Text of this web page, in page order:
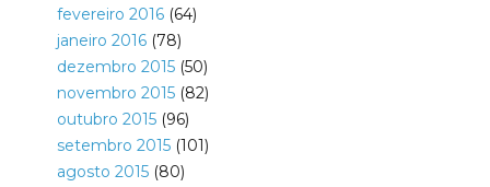
fevereiro 2016(64)
janeiro 2016(78)
dezembro 2015(50)
novembro 2015(82)
outubro 2015(96)
setembro 2015(101)
agosto 2015(80)